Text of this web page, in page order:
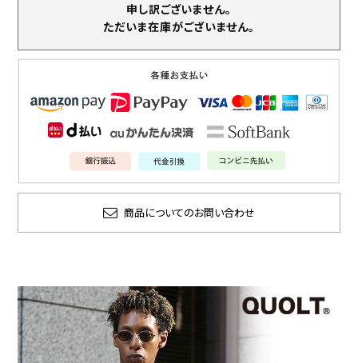
申し訳ございません。
ただいま在庫がございません。
商品についてのお問い合わせ